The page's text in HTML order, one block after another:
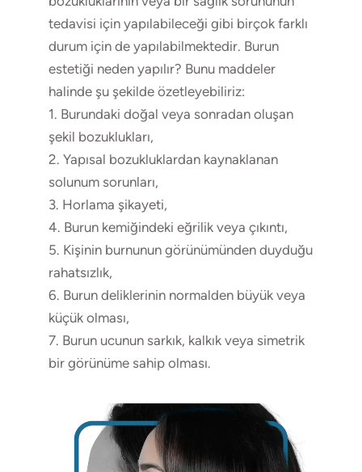
tedavisi için yapılabileceği gibi birçok farklı
durum için de yapılabilmektedir. Burun
estetiği neden yapılır? Bunu maddeler
halinde şu şekilde özetleyebiliriz:
1. Burundaki doğal veya sonradan oluşan
şekil bozuklukları,
2. Yapısal bozukluklardan kaynaklanan
solunum sorunları,
3. Horlama şikayeti,
4. Burun kemiğindeki eğrilik veya çıkıntı,
5. Kişinin burnunun görünümünden duyduğu
rahatsızlık,
6. Burun deliklerinin normalden büyük veya
küçük olması,
7. Burun ucunun sarkık, kalkık veya simetrik
bir görünüme sahip olması.